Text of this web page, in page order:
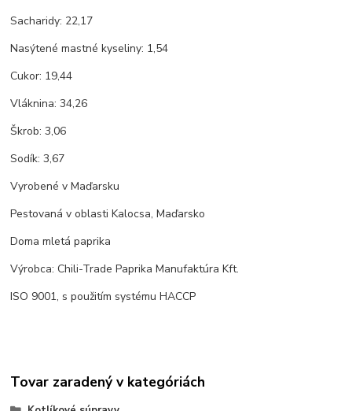
Sacharidy: 22,17
Nasýtené mastné kyseliny: 1,54
Cukor: 19,44
Vláknina: 34,26
Škrob: 3,06
Sodík: 3,67
Vyrobené v Maďarsku
Pestovaná v oblasti Kalocsa, Maďarsko
Doma mletá paprika
Výrobca: Chili-Trade Paprika Manufaktúra Kft.
ISO 9001, s použitím systému HACCP
Tovar zaradený v kategóriách